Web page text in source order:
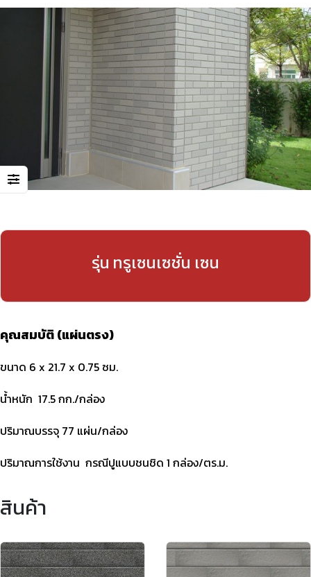
รุ่น ทรูเซนเซชั่น เซน
คุณสมบัติ (แผ่นตรง)
ขนาด 6 x 21.7 x 0.75 ซม.
น้ำหนัก 17.5 กก./กล่อง
ปริมาณบรรจุ 77 แผ่น/กล่อง
ปริมาณการใช้งาน กรณีปูแบบชนชิด 1 กล่อง/ตร.ม.
สินค้า